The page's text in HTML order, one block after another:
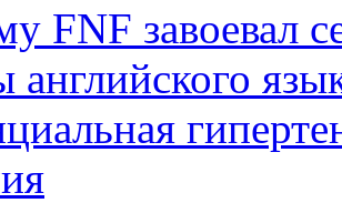
FNF завоевал
английского